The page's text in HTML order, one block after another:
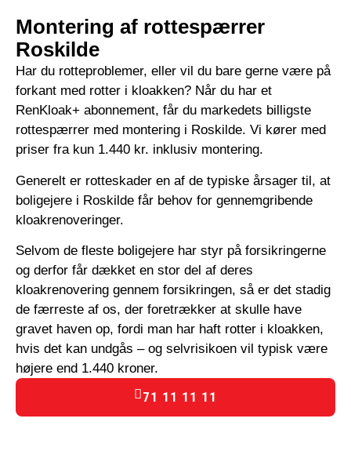
Montering af rottespærrer
Roskilde
Har du rotteproblemer, eller vil du bare gerne være på
forkant med rotter i kloakken? Når du har et
RenKloak+ abonnement, får du markedets billigste
rottespærrer med montering i Roskilde. Vi kører med
priser fra kun 1.440 kr. inklusiv montering.
Generelt er rotteskader en af de typiske årsager til, at
boligejere i Roskilde får behov for gennemgribende
kloakrenoveringer.
Selvom de fleste boligejere har styr på forsikringerne
og derfor får dækket en stor del af deres
kloakrenovering gennem forsikringen, så er det stadig
de færreste af os, der foretrækker at skulle have
gravet haven op, fordi man har haft rotter i kloakken,
hvis det kan undgås – og selvrisikoen vil typisk være
højere end 1.440 kroner.
71 11 11 11